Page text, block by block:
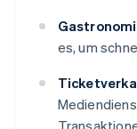
es, um